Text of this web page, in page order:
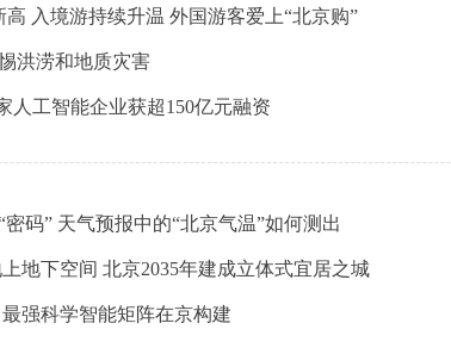
入境游持续升温 外国游客爱上“北京购”
洪涝和地质灾害
人工智能企业获超150亿元融资
码” 天气预报中的“北京气温”如何测出
地下空间 北京2035年建成立体式宜居之城
强科学智能矩阵在京构建